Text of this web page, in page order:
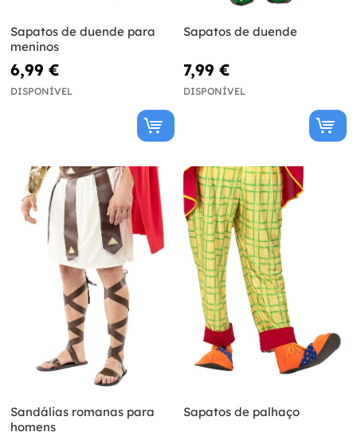
Sapatos de duende para
meninos
6,99 €
DISPONÍVEL
Sapatos de duende
7,99 €
DISPONÍVEL
Sandálias romanas para
homens
Sapatos de palhaço